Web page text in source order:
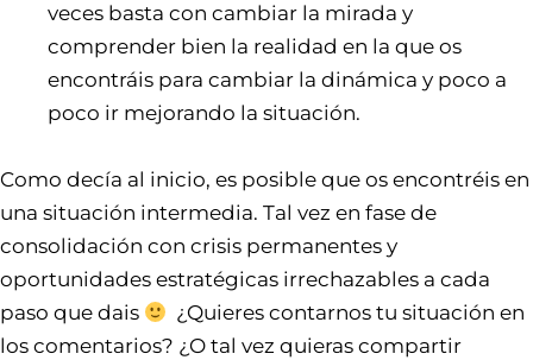
veces basta con cambiar la mirada y
comprender bien la realidad en la que os
encontráis para cambiar la dinámica y poco a
poco ir mejorando la situación.
Como decía al inicio, es posible que os encontréis en
una situación intermedia. Tal vez en fase de
consolidación con crisis permanentes y
oportunidades estratégicas irrechazables a cada
paso que dais
¿Quieres contarnos tu situación en
los comentarios? ¿O tal vez quieras compartir